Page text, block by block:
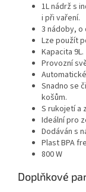
1L nádrž s
i při vaření.
3 nádoby, o
Lze použít
Kapacita 9L.
Provozní
Snadno se
košům.
S rukojetí a
Ideální pro
Dodáván s
Plast BPA
800 W
Doplňkové